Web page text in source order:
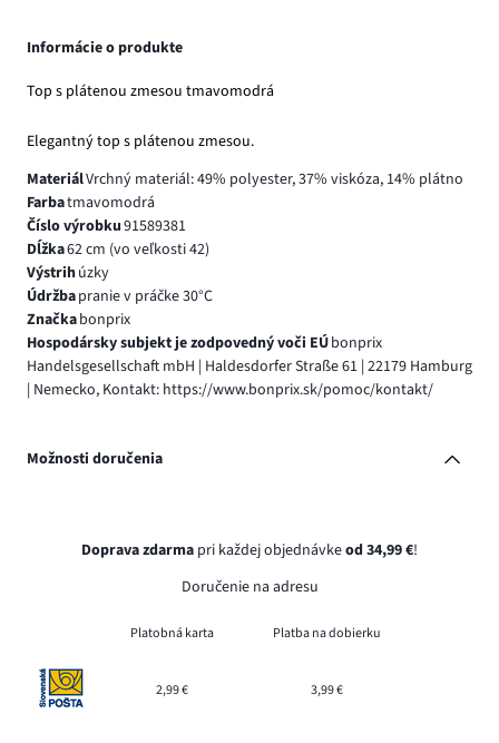
Informácie o produkte
Top s plátenou zmesou tmavomodrá
Elegantný top s plátenou zmesou.
MateriálVrchný materiál: 49% polyester, 37% viskóza, 14% plátno
Farbatmavomodrá
Číslo výrobku91589381
Dĺžka62 cm (vo veľkosti 42)
Výstrihúzky
Údržbapranie v práčke 30°C
Značkabonprix
Hospodársky subjekt je zodpovedný voči EÚbonprix
Handelsgesellschaft mbH | Haldesdorfer Straße 61 | 22179 Hamburg
| Nemecko, Kontakt: https://www.bonprix.sk/pomoc/kontakt/
Možnosti doručenia
Doprava zdarma pri každej objednávkeod 34,99 €!
Doručenie na adresu
Platobná karta Platba na dobierku
2,99 € 3,99 €